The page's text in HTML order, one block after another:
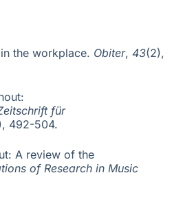
the workplace. Obiter, 43(2),
für
492-504.
A review of the
of Research in Music